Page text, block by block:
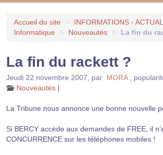
Accueil du site > INFORMATIONS -
Informatique
> Nouveautés > La fin du
La fin du rackett ?
Jeudi 22 novembre 2007 par MORA
Nouveautés |
La Tribune nous annonce une bonne nouvelle
Si BERCY accède aux demandes de FREE, il
CONCURRENCE sur les téléphones mobiles !